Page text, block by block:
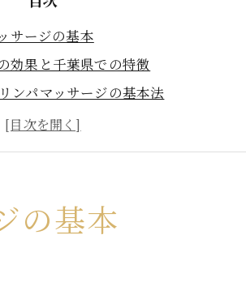
サージの基本
効果と千葉県での特徴
ンパマッサージの基本法
リンパマッサージの仕組み
千葉で始めるメリット
と排出の仕組みを解説
施術手順と排出の流れを解説
の基本